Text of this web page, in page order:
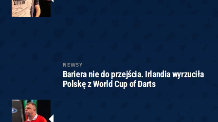
NEWSY
Bariera nie do przejścia. Irlandia wyrzuciła
Polskę z World Cup of Darts